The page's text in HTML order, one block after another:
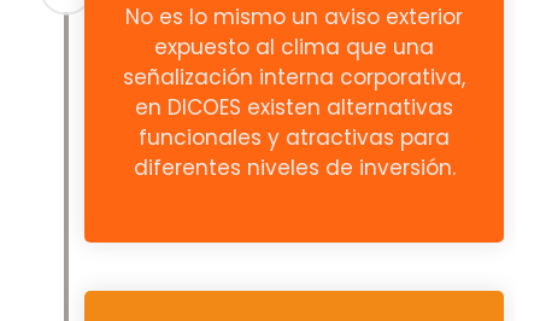
No es lo mismo un aviso exterior
expuesto al clima que una
señalización interna corporativa,
en DICOES existen alternativas
funcionales y atractivas para
diferentes niveles de inversión.